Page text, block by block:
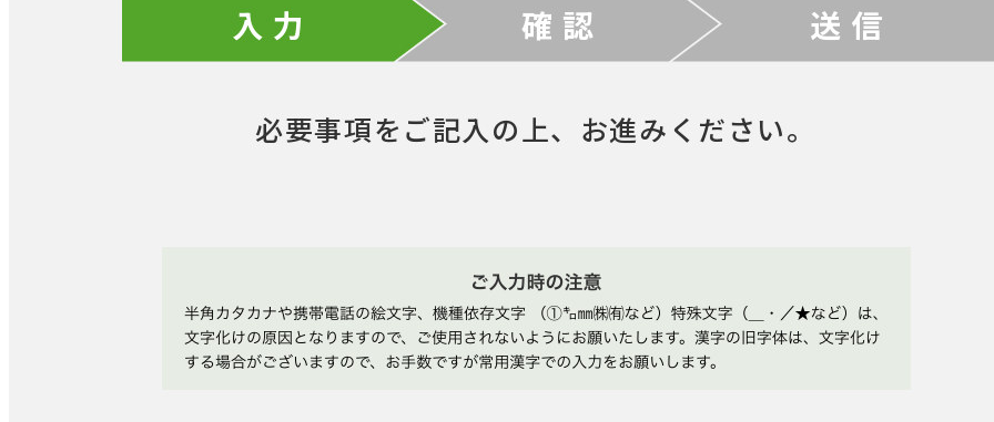
入 力 確 認 送 信
必要事項をご記入の上、お進みください。